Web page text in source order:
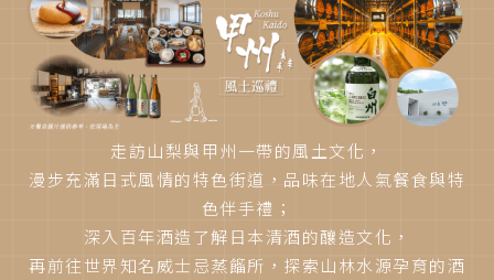
走訪山梨與甲州一帶的風土文化，
漫步充滿日式風情的特色街道，品味在地人氣餐食與特
色伴手禮；
深入百年酒造了解日本清酒的釀造文化，
再前往世界知名威士忌蒸餾所，探索山林水源孕育的酒